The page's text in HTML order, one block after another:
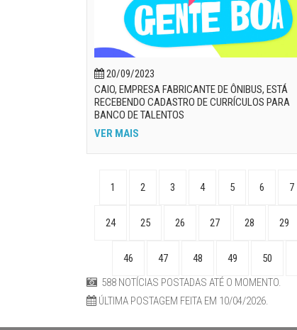
20/09/2023
CAIO, EMPRESA FABRICANTE DE ÔNIBUS, ESTÁ
RECEBENDO CADASTRO DE CURRÍCULOS PARA
BANCO DE TALENTOS
VER MAIS
1 2 3 4 5 6 7
24 25 26 27 28 29
46 47 48 49 50
588 NOTÍCIAS POSTADAS ATÉ O MOMENTO.
ÚLTIMA POSTAGEM FEITA EM 10/04/2026.